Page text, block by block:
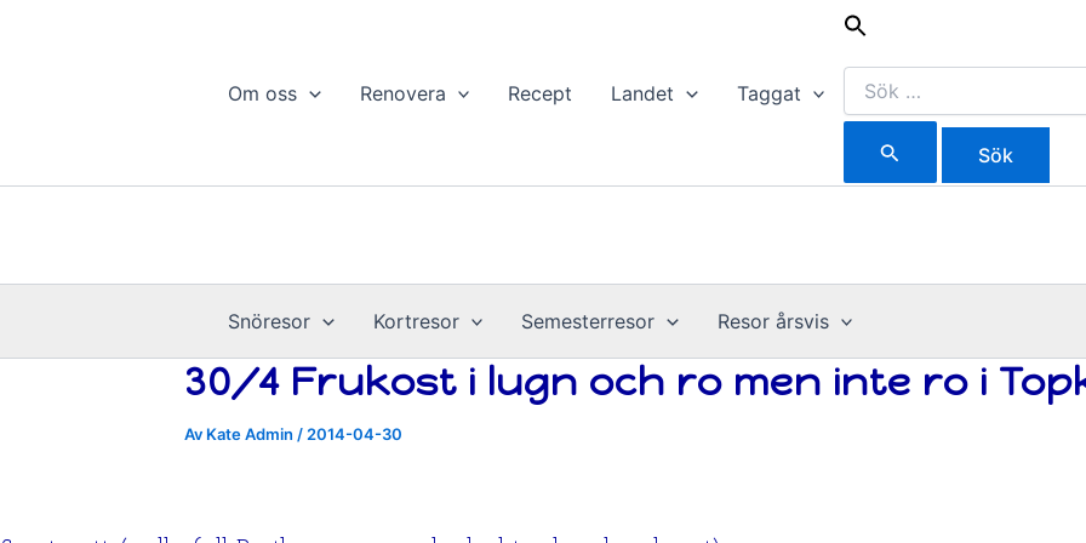
Om oss Renovera Recept Landet Taggat
Sök
efter:
Snöresor Kortresor Semesterresor Resor årsvis
30/4 Frukost i lugn och ro men inte ro i
Av Kate Admin / 2014-04-30